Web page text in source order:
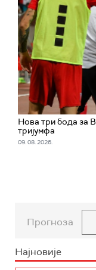
Нова три бода за
тријумфа
09. 08. 2026.
Прогноза
Најновије